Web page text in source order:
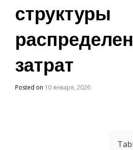
структуры
затрат
Posted on 10 января, 2026